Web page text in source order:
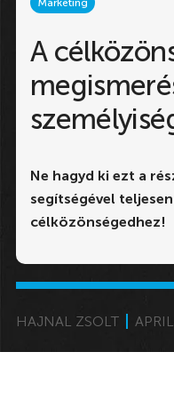
A
Ne hagyd ki ezt a
segítségével
célközönségedhez!
HAJNAL ZSOLT